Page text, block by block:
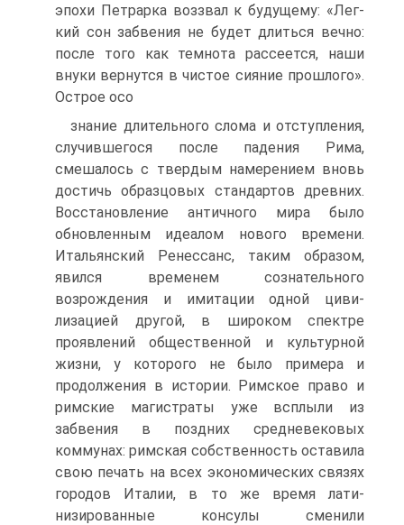
эпохи Петрарка воззвал к будущему: «Лег­
кий сон забвения не будет длиться вечно:
после того как темнота рас­сеется, наши
внуки вернутся в чистое сияние прошлого».
Острое осо­
знание длительного слома и отступления,
случившегося после паде­ния Рима,
смешалось с твердым намерением вновь
достичь образцовых стандартов древних.
Восстановление античного мира было
обновлен­ным идеалом нового времени.
Итальянский Ренессанс, таким образом,
явился временем сознательного
возрождения и имитации одной циви­
лизацией другой, в широком спектре
проявлений общественной и куль­турной
жизни, у которого не было примера и
продолжения в истории. Римское право и
римские магистраты уже всплыли из
забвения в позд­них средневековых
коммунах: римская собственность оставила
свою пе­чать на всех экономических связях
городов Италии, в то же время лати­
низированные консулы сменили